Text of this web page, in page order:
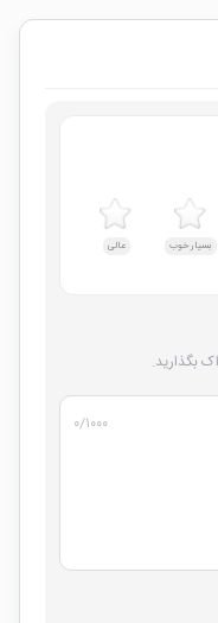
بسیار خوب عالی
بگذارید.
۰/۱۰۰۰